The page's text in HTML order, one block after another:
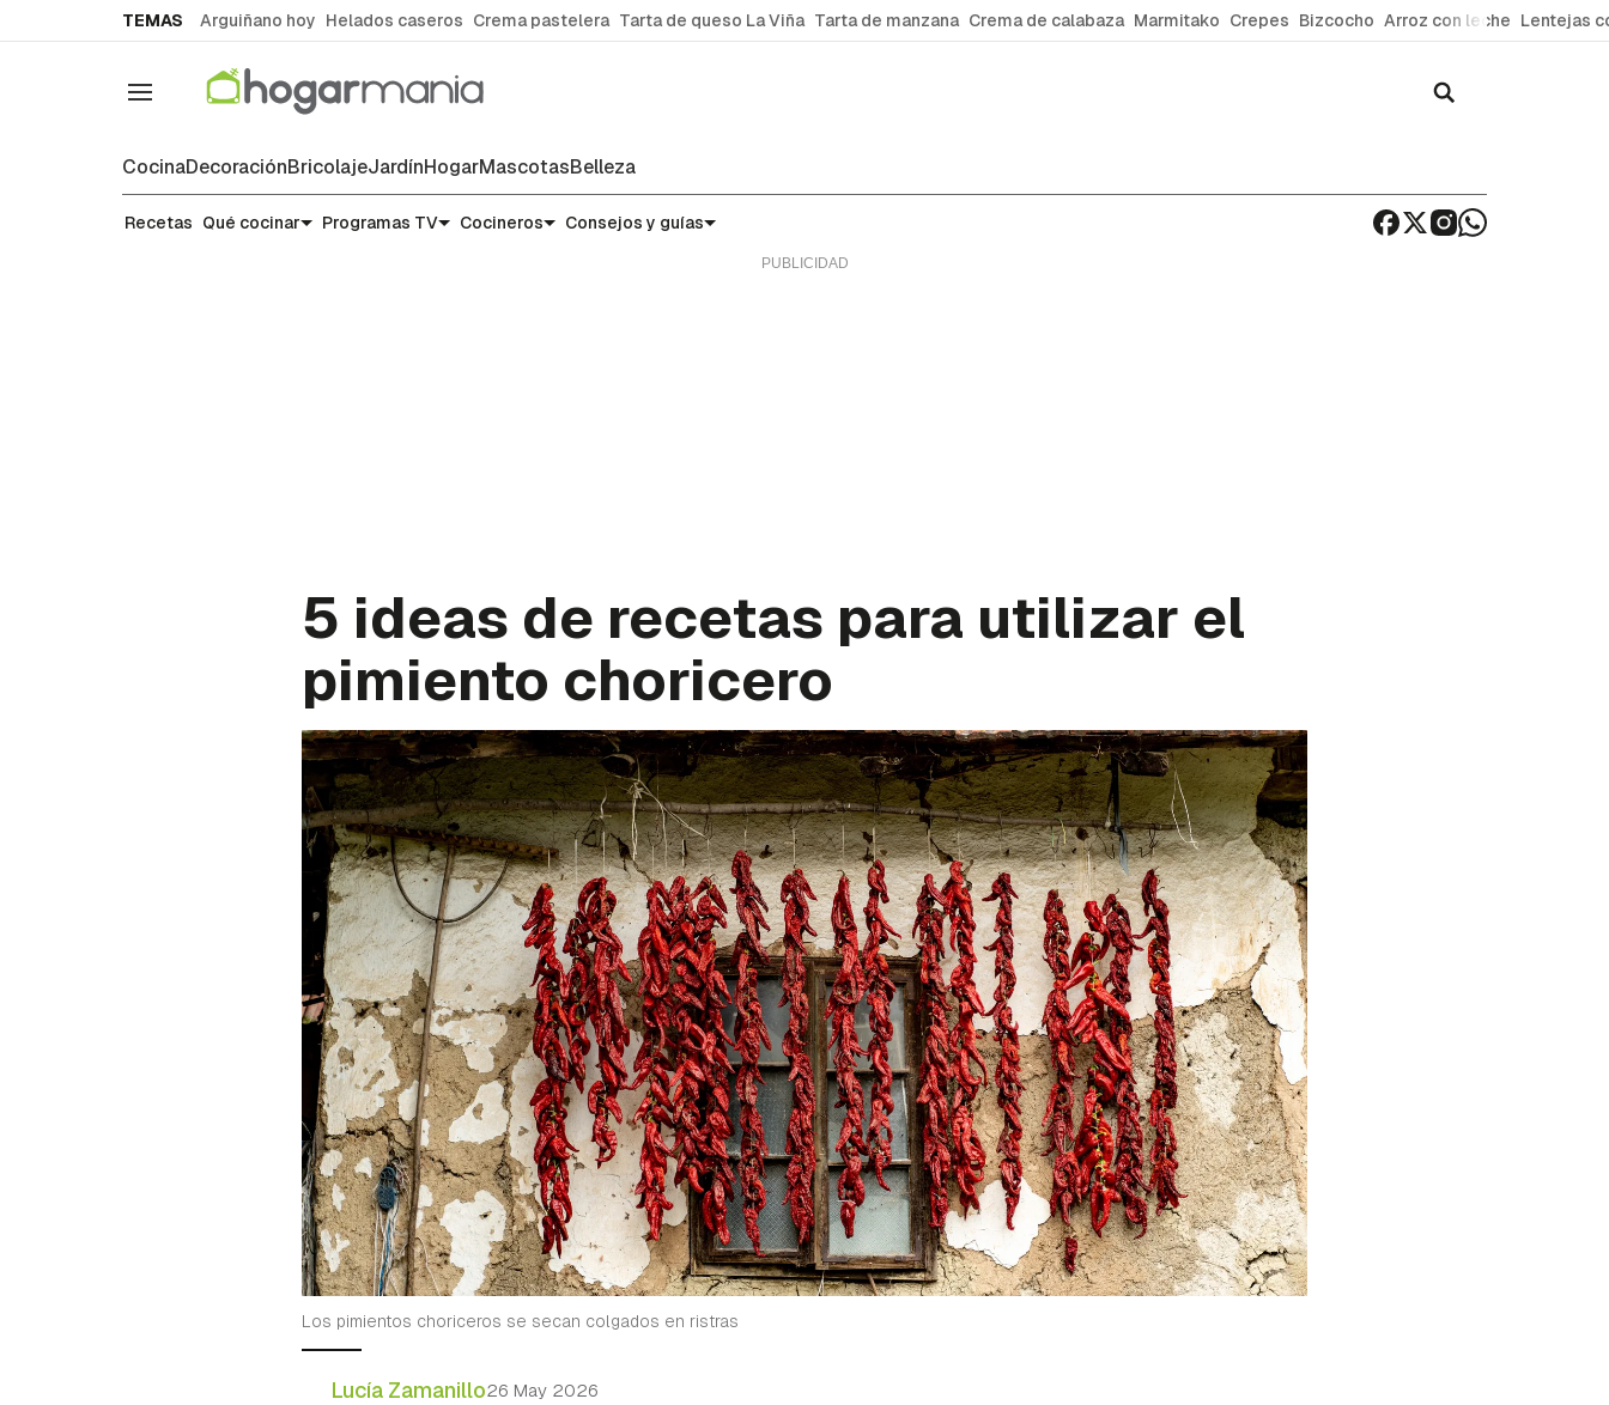
TEMAS Arguiñano hoy Helados caseros Crema pastelera Tarta de queso La Viña Tarta de manzana Crema de calabaza Marmitako Crepes Bizcocho Arroz con leche Lentejas
Navegación
CocinaDecoraciónBricolajeJardínHogarMascotasBelleza
Recetas
Recetas Qué cocinar Programas TV Cocineros Consejos y guías
5 ideas de recetas para utilizar el
pimiento choricero
Los pimientos choriceros se secan colgados en ristras
Lucía Zamanillo26 May 2026